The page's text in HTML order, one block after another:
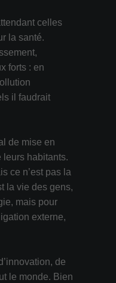
celles
la santé.
forts : en
il faudrait
de mise en
leurs habitants.
ce n’est pas la
la vie des gens,
mais pour
externe,
de
le monde. Bien